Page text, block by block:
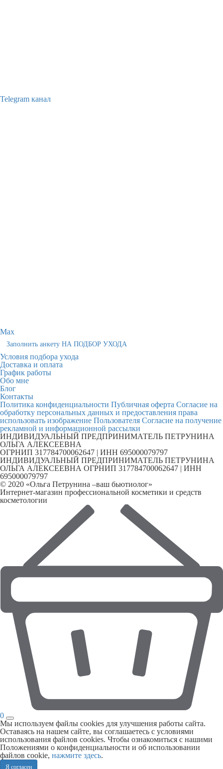
Telegram канал
Max
Заполнить анкету НА ПОДБОР УХОДА
Условия подбора ухода
Доставка и оплата
График работы
Обо мне
Блог
Контакты
Политика конфиденциальности Публичная оферта Согласие на
обработку персональных данных и предоставления права
использовать изображение Пользователя Согласие на получение
рекламной и информационной рассылки
ИНДИВИДУАЛЬНЫЙ ПРЕДПРИНИМАТЕЛЬ ПЕТРУНИНА
ОЛЬГА АЛЕКСЕЕВНА
ОГРНИП 317784700062647 | ИНН 695000079797
ИНДИВИДУАЛЬНЫЙ ПРЕДПРИНИМАТЕЛЬ ПЕТРУНИНА
ОЛЬГА АЛЕКСЕЕВНА ОГРНИП 317784700062647 | ИНН
695000079797
© 2020 «Ольга Петрунина –ваш бьютиолог»
Интернет-магазин профессиональной косметики и средств
косметологии
0
Мы используем файлы cookies для улучшения работы сайта.
Оставаясь на нашем сайте, вы соглашаетесь с условиями
использования файлов cookies. Чтобы ознакомиться с нашими
Положениями о конфиденциальности и об использовании
файлов cookie, нажмите здесь.
Я согласен